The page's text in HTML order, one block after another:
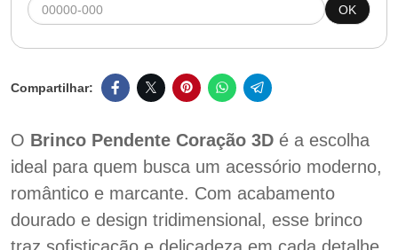
OK
O Brinco Pendente Coração 3D é a escolha
ideal para quem busca um acessório moderno,
romântico e marcante. Com acabamento
dourado e design tridimensional, esse brinco